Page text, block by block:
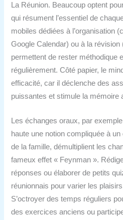
La Réunion. Beaucoup optent
qui résument l’essentiel de
mobiles dédiées à l’organisation
Google Calendar) ou à la révision
permettent de rester méthodique
régulièrement. Côté papier, le
efficacité, car il déclenche des
puissantes et stimule la mémoire
Les échanges oraux, par
haute une notion compliquée à
de la famille, démultiplient les
fameux effet « Feynman ».
réponses ou élaborer de petits
réunionnais pour varier les
S’octroyer des temps réguliers
des exercices anciens ou